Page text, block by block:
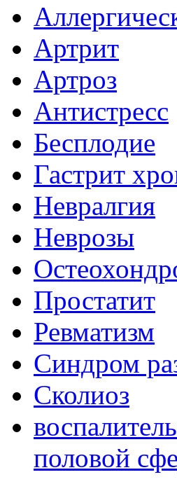
Артрит
Артроз
Антистресс
Бесплодие
Гастрит
Невралгия
Неврозы
Простатит
Ревматизм
Синдром
Сколиоз
половой